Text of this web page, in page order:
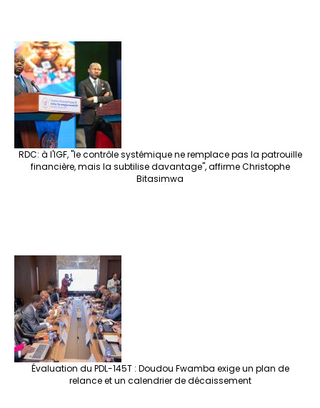
RDC: à l'IGF, "le contrôle systémique ne remplace pas la patrouille
financière, mais la subtilise davantage", affirme Christophe
Bitasimwa
Évaluation du PDL-145T : Doudou Fwamba exige un plan de
relance et un calendrier de décaissement